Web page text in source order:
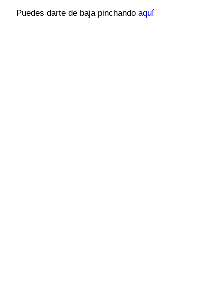
Puedes darte de baja pinchando aquí